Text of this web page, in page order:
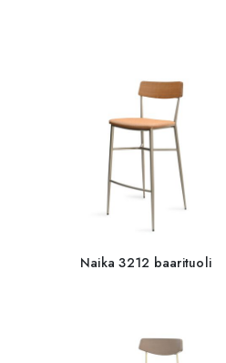
Naika 3212 baarituoli